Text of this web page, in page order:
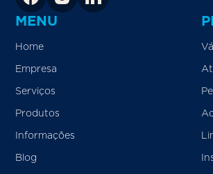
MENU
Home
Empresa
Serviços
Produtos
Informações
Blog